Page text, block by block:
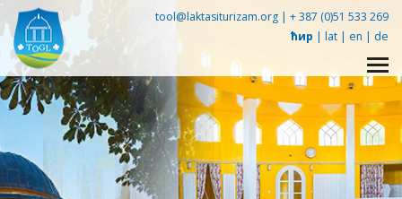
tool@laktasiturizam.org | + 387 (0)51 533 269
ћир | lat | en | de